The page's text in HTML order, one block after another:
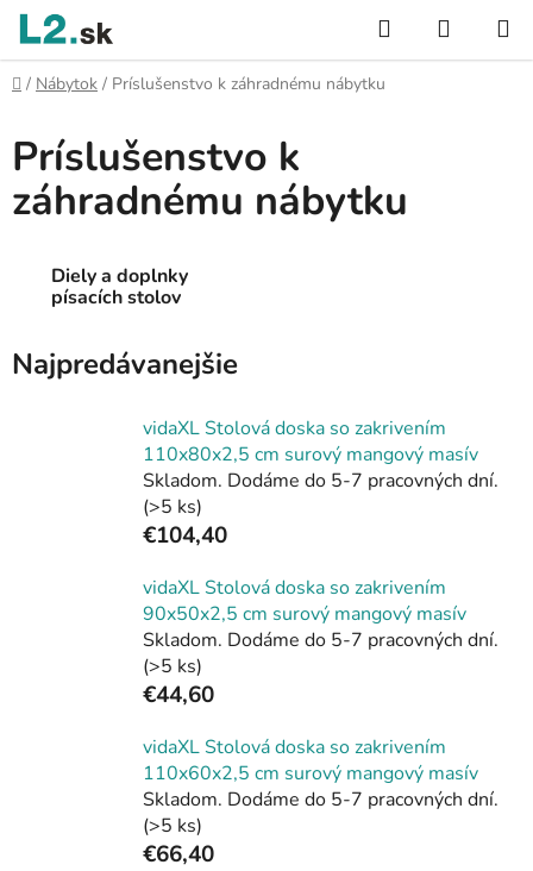
Prejsť
obsah
Hľadať
KOŠÍK
Domov
/ Nábytok / Príslušenstvo k záhradnému nábytku
Príslušenstvo k
záhradnému nábytku
Diely a doplnky
písacích stolov
Najpredávanejšie
vidaXL Stolová doska so zakrivením
110x80x2,5 cm surový mangový masív
Skladom. Dodáme do 5-7 pracovných dní.
(>5 ks)
€104,40
vidaXL Stolová doska so zakrivením
90x50x2,5 cm surový mangový masív
Skladom. Dodáme do 5-7 pracovných dní.
(>5 ks)
€44,60
vidaXL Stolová doska so zakrivením
110x60x2,5 cm surový mangový masív
Skladom. Dodáme do 5-7 pracovných dní.
(>5 ks)
€66,40